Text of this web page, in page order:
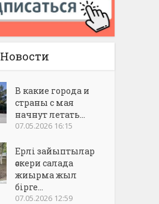
Новости
В какие города и
страны с мая
начнут летать...
07.05.2026 16:15
Ерлі зайыптылар
әскери салада
жиырма жыл
бірге...
07.05.2026 12:59